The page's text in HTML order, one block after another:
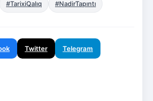
#TarixiQalıq #NadirTapıntı
Twitter Telegram